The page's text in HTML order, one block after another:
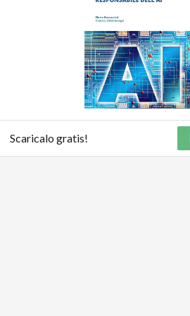
Scaricalo gratis!